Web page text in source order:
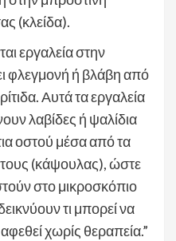
(κλείδα).
εργαλεία στην
φλεγμονή ή βλάβη από
Αυτά τα εργαλεία
λαβίδες ή ψαλίδια
οστού μέσα από τα
(κάψουλας), ώστε
στο μικροσκόπιο
τι μπορεί να
χωρίς θεραπεία.”